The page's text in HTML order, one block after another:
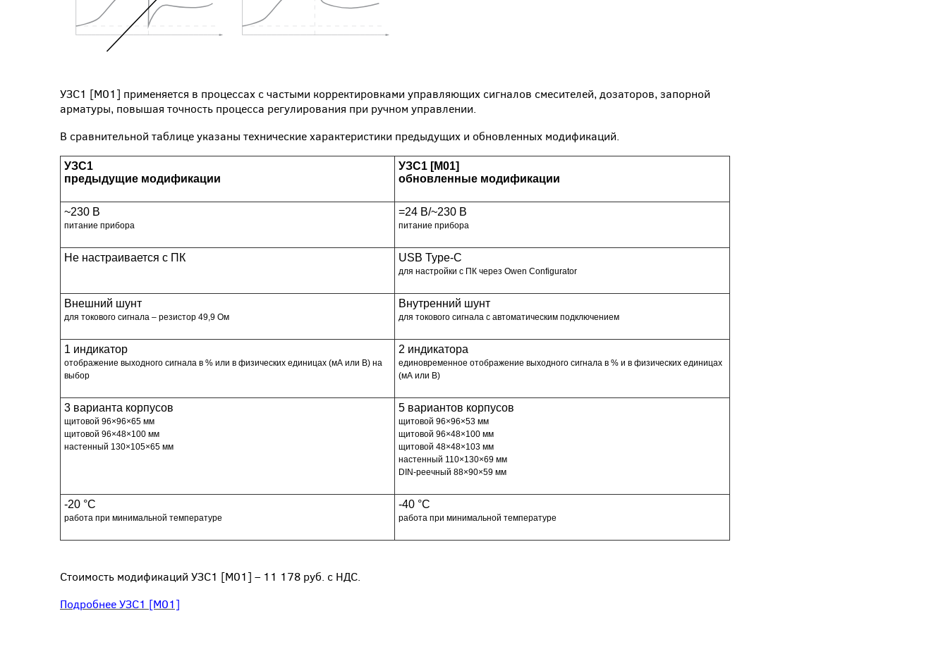
УЗС1 [М01] применяется в процессах с частыми корректировками управляющих сигналов смесителей, дозаторов, запорной
арматуры, повышая точность процесса регулирования при ручном управлении.
В сравнительной таблице указаны технические характеристики предыдущих и обновленных модификаций.
УЗС1
предыдущие модификации
УЗС1 [M01]
обновленные модификации
~230 В
питание прибора
=24 В/~230 В
питание прибора
Не настраивается с ПК USB Type-C
для настройки с ПК через Owen Configurator
Внешний шунт
для токового сигнала – резистор 49,9 Ом
Внутренний шунт
для токового сигнала с автоматическим подключением
1 индикатор
отображение выходного сигнала в % или в физических единицах (мА или В) на
выбор
2 индикатора
единовременное отображение выходного сигнала в % и в физических единицах
(мА или В)
3 варианта корпусов
щитовой 96×96×65 мм
щитовой 96×48×100 мм
настенный 130×105×65 мм
5 вариантов корпусов
щитовой 96×96×53 мм
щитовой 96×48×100 мм
щитовой 48×48×103 мм
настенный 110×130×69 мм
DIN-реечный 88×90×59 мм
-20 °C
работа при минимальной температуре
-40 °C
работа при минимальной температуре
Стоимость модификаций УЗС1 [M01] – 11 178 руб. с НДС.
Подробнее УЗС1 [М01]